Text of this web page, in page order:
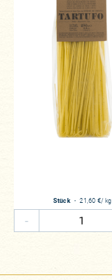
Stück・21,60 €/ kg
-